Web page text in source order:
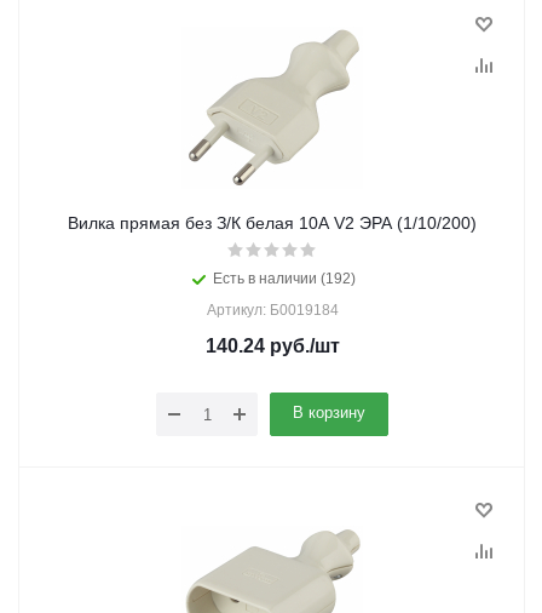
Вилка прямая без З/К белая 10A V2 ЭРА (1/10/200)
Есть в наличии (192)
Артикул: Б0019184
140.24руб./шт
В корзину